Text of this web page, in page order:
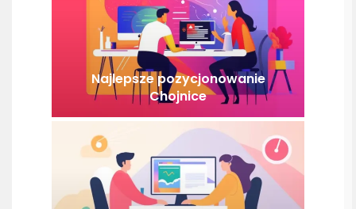
Najlepsze pozycjonowanie
Chojnice